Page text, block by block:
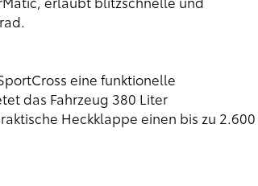
eine funktionelle
das Fahrzeug 380 Liter
Heckklappe einen bis zu 2.600